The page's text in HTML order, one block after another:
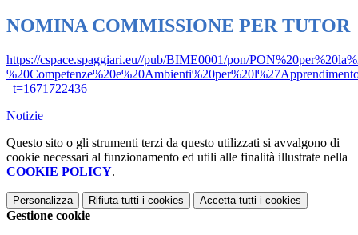
NOMINA COMMISSIONE PER TUTOR
https://cspace.spaggiari.eu//pub/BIME0001/pon/
_t=1671722436
Notizie
Questo sito o gli strumenti terzi da questo utilizzati si avvalgono di
cookie necessari al funzionamento ed utili alle finalità illustrate nella
COOKIE POLICY.
Personalizza Rifiuta tutti i cookies Accetta tutti i cookies
Gestione cookie